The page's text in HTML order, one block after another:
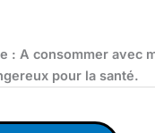
: A consommer avec
pour la santé.